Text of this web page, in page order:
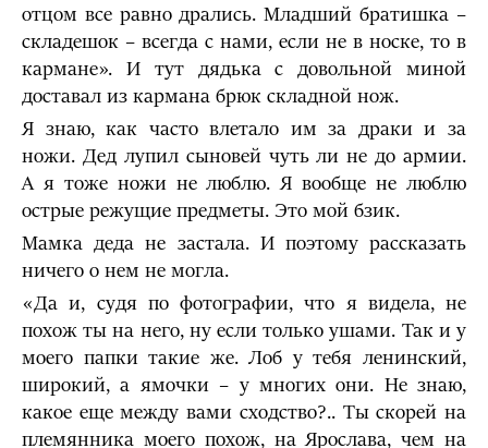
отцом все равно дрались. Младший братишка –
складешок – всегда с нами, если не в носке, то в
кармане». И тут дядька с довольной миной
доставал из кармана брюк складной нож.
Я знаю, как часто влетало им за драки и за
ножи. Дед лупил сыновей чуть ли не до армии.
А я тоже ножи не люблю. Я вообще не люблю
острые режущие предметы. Это мой бзик.
Мамка деда не застала. И поэтому рассказать
ничего о нем не могла.
«Да и, судя по фотографии, что я видела, не
похож ты на него, ну если только ушами. Так и у
моего папки такие же. Лоб у тебя ленинский,
широкий, а ямочки – у многих они. Не знаю,
какое еще между вами сходство?.. Ты скорей на
племянника моего похож, на Ярослава, чем на